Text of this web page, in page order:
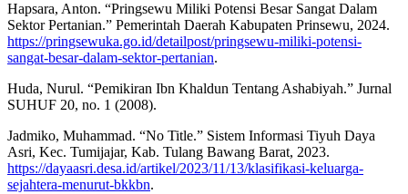
Hapsara, Anton. “Pringsewu Miliki Potensi Besar Sangat Dalam
Sektor Pertanian.” Pemerintah Daerah Kabupaten Prinsewu, 2024.
https://pringsewuka.go.id/detailpost/pringsewu-miliki-potensi-
sangat-besar-dalam-sektor-pertanian.
Huda, Nurul. “Pemikiran Ibn Khaldun Tentang Ashabiyah.” Jurnal
SUHUF 20, no. 1 (2008).
Jadmiko, Muhammad. “No Title.” Sistem Informasi Tiyuh Daya
Asri, Kec. Tumijajar, Kab. Tulang Bawang Barat, 2023.
https://dayaasri.desa.id/artikel/2023/11/13/klasifikasi-keluarga-
sejahtera-menurut-bkkbn.